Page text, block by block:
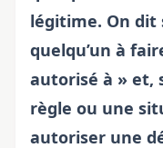
légitime. On
quelqu’un à
autorisé à » et,
règle ou une
autoriser une